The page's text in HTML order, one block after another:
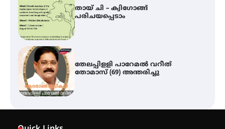
തേലപ്പിളളി പാറേമൽ വറീത്
തോമാസ് (69) അന്തരിച്ചു
സർഗ്ഗസാഹിതി- കവിതാസംഗമം
2026 കവിതാ ചർച്ച കാട്ടൂർ, ടി. കെ.
ബാലൻ ഹാളിൽ 16ന്